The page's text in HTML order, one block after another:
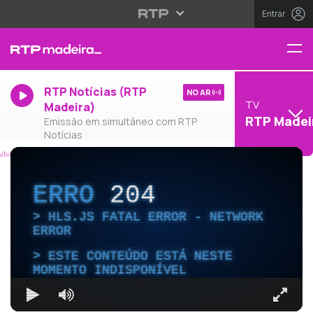
Entrar
RTP Notícias (RTP
Madeira)
Emissão em simultâneo com RTP
Notícias
NO AR
TV
RTP
ERRO204
HLS.JS FATAL ERROR - NETWORK
ERROR
ESTE CONTEÚDO ESTÁ NESTE
MOMENTO INDISPONÍVEL